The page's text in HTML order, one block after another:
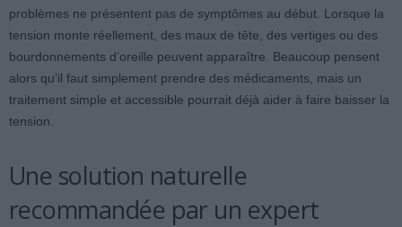
problèmes ne présentent pas de symptômes au début. Lorsque la
tension monte réellement, des maux de tête, des vertiges ou des
bourdonnements d’oreille peuvent apparaître. Beaucoup pensent
alors qu’il faut simplement prendre des médicaments, mais un
traitement simple et accessible pourrait déjà aider à faire baisser la
tension.
Une solution naturelle
recommandée par un expert